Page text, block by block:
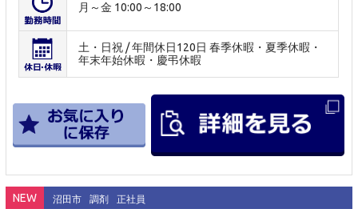
月～金 10:00～18:00
土・日祝 / 年間休日120日 春季休暇・夏季休暇・
年末年始休暇・慶弔休暇
NEW 沼田市 調剤 正社員